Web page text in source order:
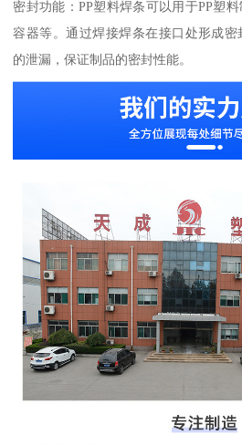
密封功能：PP塑料焊条可以用于PP塑
容器等。通过焊接焊条在接口处形成
的泄漏，保证制品的密封性能。